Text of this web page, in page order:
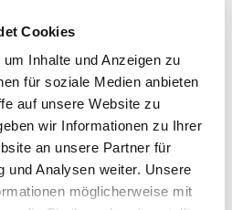
Cookies
Inhalte und Anzeigen zu
für soziale Medien anbieten
auf unsere Website zu
wir Informationen zu Ihrer
an unsere Partner für
und Analysen weiter. Unsere
möglicherweise mit
Webinare deutsch